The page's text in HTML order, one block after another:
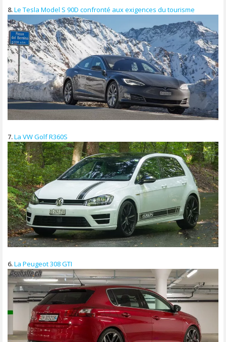
8.Le Tesla Model S 90D confronté aux exigences du tourisme
7.La VW Golf R360S
6.La Peugeot 308 GTI